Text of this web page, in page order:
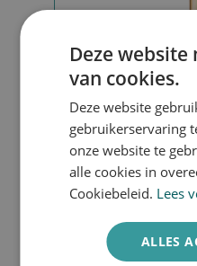
Balance
Deze
van cookies.
Deze website
gebruikerservaring
onze website te
alle cookies in
Cookiebeleid. Lees
ALLES